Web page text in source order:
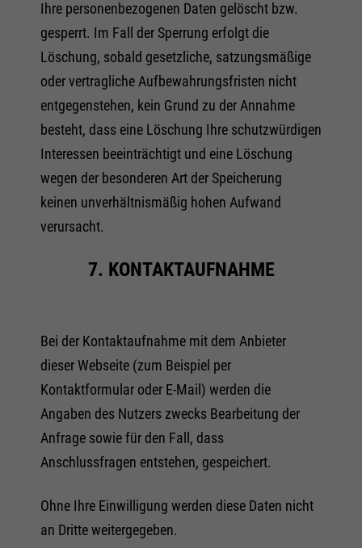
Ihre personenbezogenen Daten gelöscht bzw.
gesperrt. Im Fall der Sperrung erfolgt die
Löschung, sobald gesetzliche, satzungsmäßige
oder vertragliche Aufbewahrungsfristen nicht
entgegenstehen, kein Grund zu der Annahme
besteht, dass eine Löschung Ihre schutzwürdigen
Interessen beeinträchtigt und eine Löschung
wegen der besonderen Art der Speicherung
keinen unverhältnismäßig hohen Aufwand
verursacht.
7. KONTAKTAUFNAHME
Bei der Kontaktaufnahme mit dem Anbieter
dieser Webseite (zum Beispiel per
Kontaktformular oder E-Mail) werden die
Angaben des Nutzers zwecks Bearbeitung der
Anfrage sowie für den Fall, dass
Anschlussfragen entstehen, gespeichert.
Ohne Ihre Einwilligung werden diese Daten nicht
an Dritte weitergegeben.